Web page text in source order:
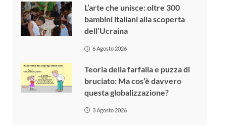
L’arte che unisce: oltre 300
bambini italiani alla scoperta
dell’Ucraina
6 Agosto 2026
Teoria della farfalla e puzza di
bruciato: Ma cos’è davvero
questa globalizzazione?
3 Agosto 2026